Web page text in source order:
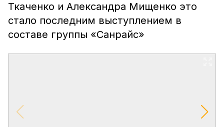
Ткаченко и Александра Мищенко это
стало последним выступлением в
составе группы «Санрайс»